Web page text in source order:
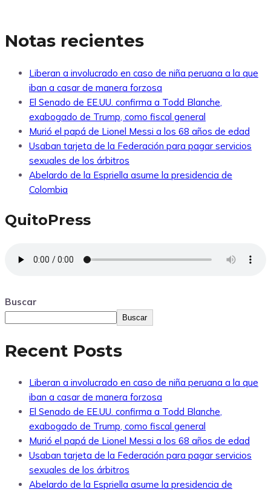
Notas recientes
Liberan a involucrado en caso de niña peruana a la que
iban a casar de manera forzosa
El Senado de EE.UU. confirma a Todd Blanche,
exabogado de Trump, como fiscal general
Murió el papá de Lionel Messi a los 68 años de edad
Usaban tarjeta de la Federación para pagar servicios
sexuales de los árbitros
Abelardo de la Espriella asume la presidencia de
Colombia
QuitoPress
Buscar
Buscar
Recent Posts
Liberan a involucrado en caso de niña peruana a la que
iban a casar de manera forzosa
El Senado de EE.UU. confirma a Todd Blanche,
exabogado de Trump, como fiscal general
Murió el papá de Lionel Messi a los 68 años de edad
Usaban tarjeta de la Federación para pagar servicios
sexuales de los árbitros
Abelardo de la Espriella asume la presidencia de